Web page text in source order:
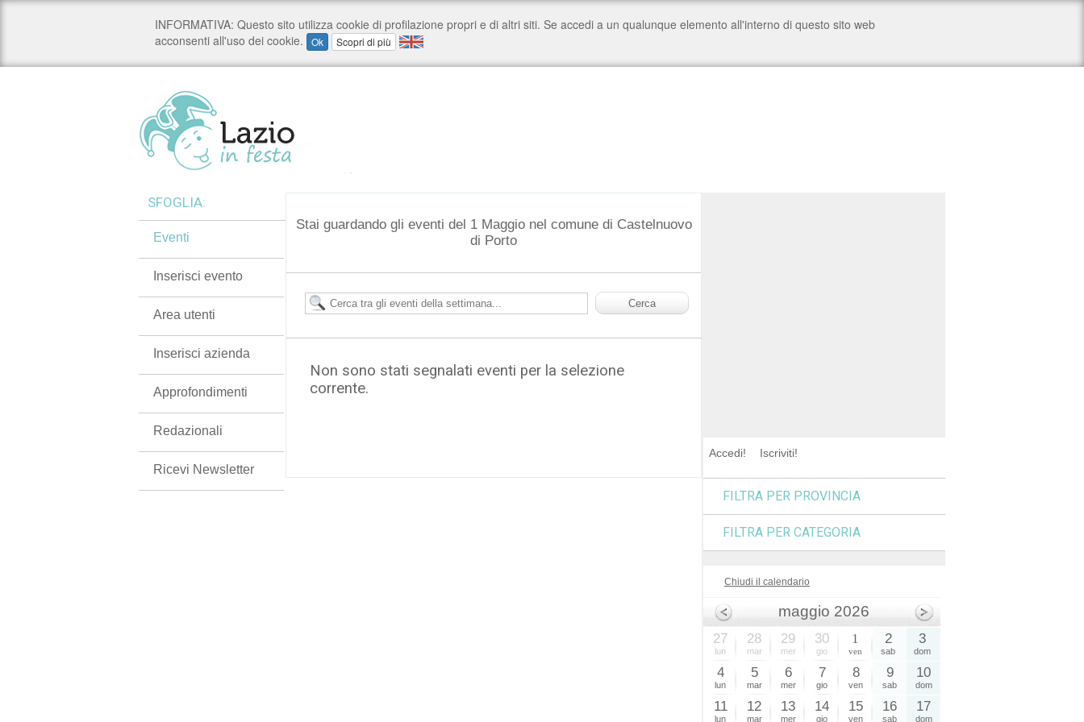
Stai guardando gli eventi del 1 Maggio nel comune di Castelnuovo
di Porto
Non sono stati segnalati eventi per la selezione
corrente.
SFOGLIA:
Eventi
Inserisci evento
Area utenti
Inserisci azienda
Approfondimenti
Redazionali
Ricevi Newsletter
Accedi! Iscriviti!
FILTRA PER PROVINCIA
FILTRA PER CATEGORIA
Chiudi il calendario
maggio 2026
27
lun
28
mar
29
mer
30
gio
1
ven
2
sab
3
dom
4
lun
5
mar
6
mer
7
gio
8
ven
9
sab
10
dom
11
lun
12
mar
13
mer
14
gio
15
ven
16
sab
17
dom